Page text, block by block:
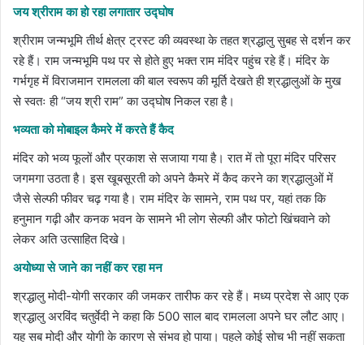
जय श्रीराम का हो रहा लगातार उद्घोष
श्रीराम जन्मभूमि तीर्थ क्षेत्र ट्रस्ट की व्यवस्था के तहत श्रद्धालु सुबह से दर्शन कर
रहे हैं। राम जन्मभूमि पथ पर से होते हुए भक्त राम मंदिर पहुंच रहे हैं। मंदिर के
गर्भगृह में विराजमान रामलला की बाल स्वरूप की मूर्ति देखते ही श्रद्धालुओं के मुख
से स्वतः ही “जय श्री राम” का उद्घोष निकल रहा है।
भव्यता को मोबाइल कैमरे में करते हैं कैद
मंदिर को भव्य फूलों और प्रकाश से सजाया गया है। रात में तो पूरा मंदिर परिसर
जगमगा उठता है। इस खूबसूरती को अपने कैमरे में कैद करने का श्रद्धालुओं में
जैसे सेल्फी फीवर चढ़ गया है। राम मंदिर के सामने, राम पथ पर, यहां तक कि
हनुमान गढ़ी और कनक भवन के सामने भी लोग सेल्फी और फोटो खिंचवाने को
लेकर अति उत्साहित दिखे।
अयोध्या से जाने का नहीं कर रहा मन
श्रद्धालु मोदी-योगी सरकार की जमकर तारीफ कर रहे हैं। मध्य प्रदेश से आए एक
श्रद्धालु अरविंद चतुर्वेदी ने कहा कि 500 साल बाद रामलला अपने घर लौट आए।
यह सब मोदी और योगी के कारण से संभव हो पाया। पहले कोई सोच भी नहीं सकता